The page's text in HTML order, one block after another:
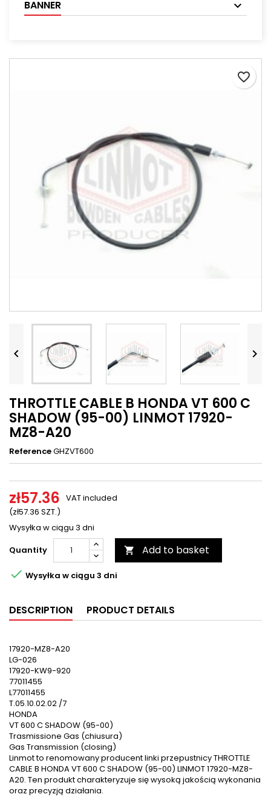
BANNER
favorite_border
 
 
THROTTLE CABLE B HONDA VT 600 C
SHADOW (95-00) LINMOT 17920-
MZ8-A20
ReferenceGHZVT600
zł57.36
(zł57.36 SZT.)
VAT included
Wysyłka w ciągu 3 dni
Quantity
 Add to basket
 Wysyłka w ciągu 3 dni
DESCRIPTION PRODUCT DETAILS
17920-MZ8-A20
LG-026
17920-KW9-920
77011455
L77011455
T.05.10.02.02 /7
HONDA
VT 600 C SHADOW (95-00)
Trasmissione Gas (chiusura)
Gas Transmission (closing)
Linmot to renomowany producent linki przepustnicy THROTTLE
CABLE B HONDA VT 600 C SHADOW (95-00) LINMOT 17920-MZ8-
A20. Ten produkt charakteryzuje się wysoką jakością wykonania
oraz precyzją działania.